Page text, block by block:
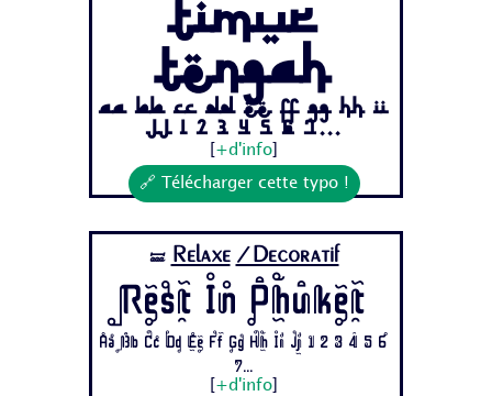
Timur
Tengah
Aa Bb Cc Dd Ee Ff Gg Hh Ii
Jj 1 2 3 4 5 6 7...
+d'info
🔗 Télécharger cette typo !
🝛 Relaxe /Decoratif
Rest In Phuket
Aa Bb Cc Dd Ee Ff Gg Hh Ii Jj 1 2 3 4 5 6
7...
+d'info